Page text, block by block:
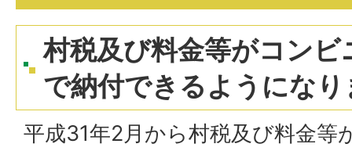
村税及び料金等がコン
で納付できるようにな
平成31年2月から村税及び料金等